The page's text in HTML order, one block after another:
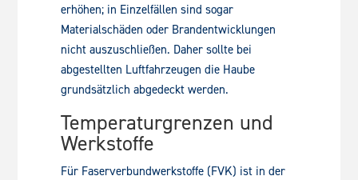
erhöhen; in Einzelfällen sind sogar
Materialschäden oder Brandentwicklungen
nicht auszuschließen. Daher sollte bei
abgestellten Luftfahrzeugen die Haube
grundsätzlich abgedeckt werden.
Temperaturgrenzen und
Werkstoffe
Für Faserverbundwerkstoffe (FVK) ist in der